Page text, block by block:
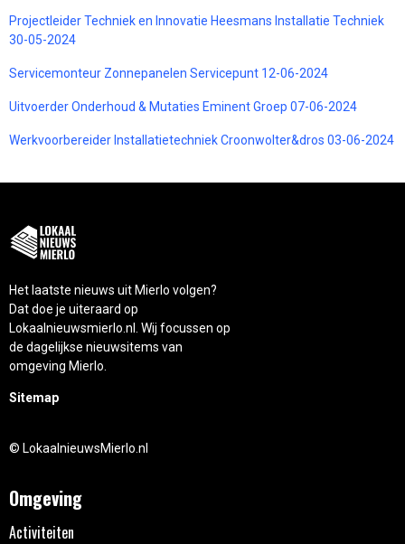
Projectleider Techniek en Innovatie Heesmans Installatie Techniek
30-05-2024
Servicemonteur Zonnepanelen Servicepunt 12-06-2024
Uitvoerder Onderhoud & Mutaties Eminent Groep 07-06-2024
Werkvoorbereider Installatietechniek Croonwolter&dros 03-06-2024
Het laatste nieuws uit Mierlo volgen?
Dat doe je uiteraard op
Lokaalnieuwsmierlo.nl. Wij focussen op
de dagelijkse nieuwsitems van
omgeving Mierlo.
Sitemap
© LokaalnieuwsMierlo.nl
Omgeving
Activiteiten